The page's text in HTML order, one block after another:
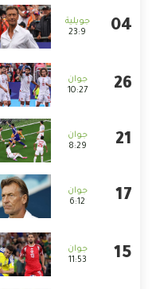
23:9
10:27
8:29
6:12
11:53